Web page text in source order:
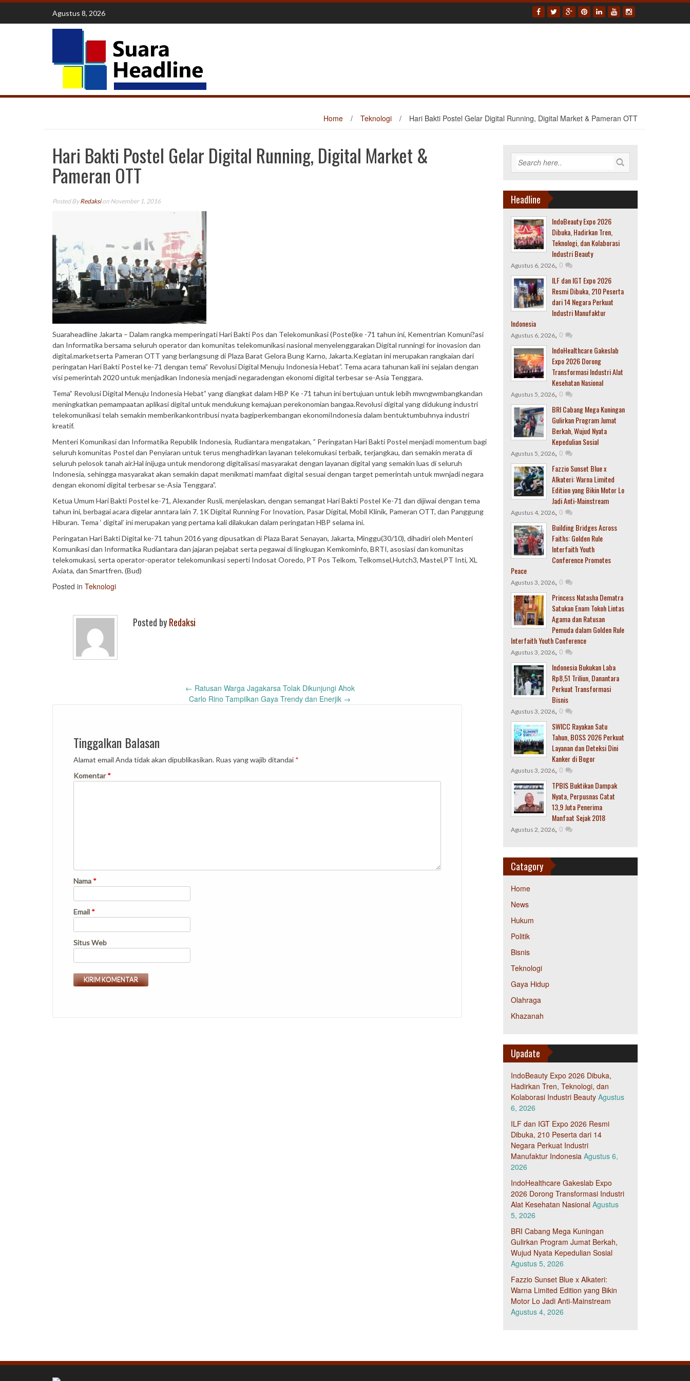
Skip
content
Agustus 8, 2026
Home / Teknologi / Hari Bakti Postel Gelar Digital Running, Digital Market & Pameran OTT
Hari Bakti Postel Gelar Digital Running, Digital Market &
Pameran OTT
Posted ByRedaksion November 1, 2016
Suaraheadline Jakarta – Dalam rangka memperingati Hari Bakti Pos dan Telekomunikasi (Postel)ke -71 tahun ini, Kementrian Komuni?asi
dan Informatika bersama seluruh operator dan komunitas telekomunikasi nasional menyelenggarakan Digital runningi for inovasion dan
digital.marketserta Pameran OTT yang berlangsung di Plaza Barat Gelora Bung Karno, Jakarta.Kegiatan ini merupakan rangkaian dari
peringatan Hari Bakti Postel ke-71 dengan tema” Revolusi Digital Menuju Indonesia Hebat”. Tema acara tahunan kali ini sejalan dengan
visi pemerintah 2020 untuk menjadikan Indonesia menjadi negaradengan ekonomi digital terbesar se-Asia Tenggara.
Tema” Revolusi Digital Menuju Indonesia Hebat” yang diangkat dalam HBP Ke -71 tahun ini bertujuan untuk lebih mwngwmbangkandan
meningkatkan pemampaatan aplikasi digital untuk mendukung kemajuan perekonomian bangaa.Revolusi digital yang didukung industri
telekomunikasi telah semakin memberikankontribusi nyata bagiperkembangan ekonomiIndonesia dalam bentuktumbuhnya industri
kreatif.
Menteri Komunikasi dan Informatika Republik Indonesia, Rudiantara mengatakan, ” Peringatan Hari Bakti Postel menjadi momentum bagi
seluruh komunitas Postel dan Penyiaran untuk terus menghadirkan layanan telekomukasi terbaik, terjangkau, dan semakin merata di
seluruh pelosok tanah air.Hal inijuga untuk mendorong digitalisasi masyarakat dengan layanan digital yang semakin luas di seluruh
Indonesia, sehingga masyarakat akan semakin dapat menikmati mamfaat digital sesuai dengan target pemerintah untuk mwnjadi negara
dengan ekonomi digital terbesar se-Asia Tenggara”.
Ketua Umum Hari Bakti Postel ke-71, Alexander Rusli, menjelaskan, dengan semangat Hari Bakti Postel Ke-71 dan dijiwai dengan tema
tahun ini, berbagai acara digelar anntara lain 7. 1K Digital Running For Inovation, Pasar Digital, Mobil Klinik, Pameran OTT, dan Panggung
Hiburan. Tema ‘ digital’ ini merupakan yang pertama kali dilakukan dalam peringatan HBP selama ini.
Peringatan Hari Bakti Digital ke-71 tahun 2016 yang dipusatkan di Plaza Barat Senayan, Jakarta, Minggu(30/10), dihadiri oleh Menteri
Komunikasi dan Informatika Rudiantara dan jajaran pejabat serta pegawai di lingkugan Kemkominfo, BRTI, asosiasi dan komunitas
telekomukasi, serta operator-operator telekomunikasi seperti Indosat Ooredo, PT Pos Telkom, Telkomsel,Hutch3, Mastel,PT Inti, XL
Axiata, dan Smartfren. (Bud)
Posted in Teknologi
Posted byRedaksi
navigation
← Ratusan Warga Jagakarsa Tolak Dikunjungi Ahok
Carlo Rino Tampilkan Gaya Trendy dan Enerjik →
Tinggalkan Balasan
Alamat email Anda tidak akan dipublikasikan. Ruas yang wajib ditandai *
Komentar*
Nama *
Email *
Situs Web
Headline
IndoBeauty Expo 2026
Dibuka, Hadirkan Tren,
Teknologi, dan Kolaborasi
Industri Beauty
Agustus 6, 2026, 0
ILF dan IGT Expo 2026
Resmi Dibuka, 210 Peserta
dari 14 Negara Perkuat
Industri Manufaktur
Indonesia
Agustus 6, 2026, 0
IndoHealthcare Gakeslab
Expo 2026 Dorong
Transformasi Industri Alat
Kesehatan Nasional
Agustus 5, 2026, 0
BRI Cabang Mega Kuningan
Gulirkan Program Jumat
Berkah, Wujud Nyata
Kepedulian Sosial
Agustus 5, 2026, 0
Fazzio Sunset Blue x
Alkateri: Warna Limited
Edition yang Bikin Motor Lo
Jadi Anti-Mainstream
Agustus 4, 2026, 0
Building Bridges Across
Faiths: Golden Rule
Interfaith Youth
Conference Promotes
Peace
Agustus 3, 2026, 0
Princess Natasha Dematra
Satukan Enam Tokoh Lintas
Agama dan Ratusan
Pemuda dalam Golden Rule
Interfaith Youth Conference
Agustus 3, 2026, 0
Indonesia Bukukan Laba
Rp8,51 Triliun, Danantara
Perkuat Transformasi
Bisnis
Agustus 3, 2026, 0
SWICC Rayakan Satu
Tahun, BOSS 2026 Perkuat
Layanan dan Deteksi Dini
Kanker di Bogor
Agustus 3, 2026, 0
TPBIS Buktikan Dampak
Nyata, Perpusnas Catat
13,9 Juta Penerima
Manfaat Sejak 2018
Agustus 2, 2026, 0
Catagory
Home
News
Hukum
Politik
Bisnis
Teknologi
Gaya Hidup
Olahraga
Khazanah
Upadate
IndoBeauty Expo 2026 Dibuka,
Hadirkan Tren, Teknologi, dan
Kolaborasi Industri Beauty Agustus
6, 2026
ILF dan IGT Expo 2026 Resmi
Dibuka, 210 Peserta dari 14
Negara Perkuat Industri
Manufaktur Indonesia Agustus 6,
2026
IndoHealthcare Gakeslab Expo
2026 Dorong Transformasi Industri
Alat Kesehatan Nasional Agustus
5, 2026
BRI Cabang Mega Kuningan
Gulirkan Program Jumat Berkah,
Wujud Nyata Kepedulian Sosial
Agustus 5, 2026
Fazzio Sunset Blue x Alkateri:
Warna Limited Edition yang Bikin
Motor Lo Jadi Anti-Mainstream
Agustus 4, 2026